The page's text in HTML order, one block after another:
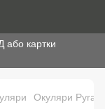
або картки
Окуляри